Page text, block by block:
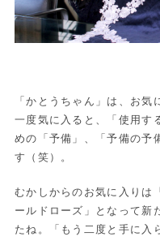
「かとうちゃん」は、お気
一度気に入ると、「使用す
めの「予備」、「予備の予
す（笑）。
むかしからのお気に入りは
ールドローズ」となって新
たね。「もう二度と手に入